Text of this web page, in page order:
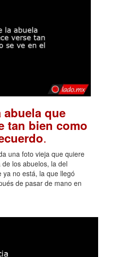
que
tan bien como
.
una foto vieja que quiere
los abuelos, la del
no está, la que llegó
de pasar de mano en